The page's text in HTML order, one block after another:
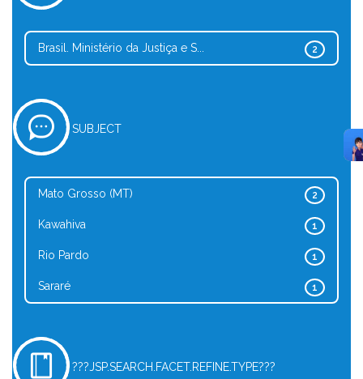
2
Brasil. Ministério da Justiça e S...
SUBJECT
2
Mato Grosso (MT)
1
Kawahiva
1
Rio Pardo
1
Sararé
???JSP.SEARCH.FACET.REFINE.TYPE???